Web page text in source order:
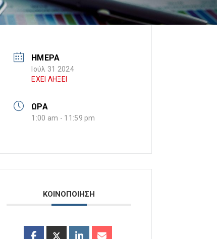
ΗΜΕΡΑ
Ιούλ 31 2024
ΕΧΕΙ ΛΗΞΕΙ
ΩΡΑ
1:00 am - 11:59 pm
ΚΟΙΝΟΠΟΙΗΣΗ